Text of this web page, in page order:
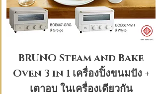
BRUNO Steam and Bake
Oven 3 in 1 เครื่องปิ้งขนมปัง +
เตาอบ ในเครื่องเดียวกัน